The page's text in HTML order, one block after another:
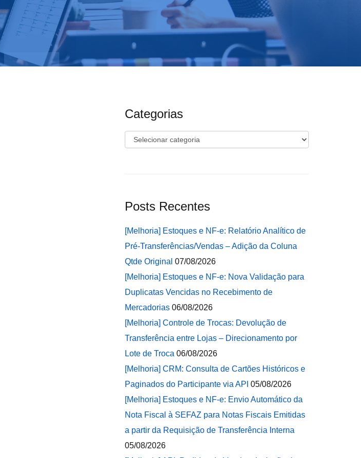
Categorias
Categorias
Posts Recentes
[Melhoria] Estoques e NF-e: Relatório Analítico de
Pré-Transferências/Vendas – Adição da Coluna
Qtde Original 07/08/2026
[Melhoria] Estoques e NF-e: Nova Validação para
Duplicatas Vencidas no Recebimento de
Mercadorias 06/08/2026
[Melhoria] Controle de Trocas: Devolução de
Transferência entre Lojas – Direcionamento por
Lote de Troca 06/08/2026
[Melhoria] CRM: Consulta de Cartões Históricos e
Paginados do Participante via API 05/08/2026
[Melhoria] Estoques e NF-e: Envio Automático da
Nota Fiscal à SEFAZ para Notas Fiscais Emitidas
a partir da Requisição de Transferência Interna
05/08/2026